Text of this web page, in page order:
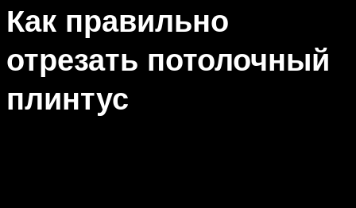
Как правильно
отрезать потолочный
плинтус